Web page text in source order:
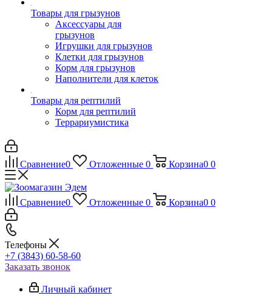
Товары для грызунов
Аксессуары для
грызунов
Игрушки для грызунов
Клетки для грызунов
Корм для грызунов
Наполнители для клеток
Товары для рептилий
Корм для рептилий
Террариумистика
Сравнение0 Отложенные 0 Корзина0 0
Сравнение0 Отложенные 0 Корзина0 0
Телефоны
+7 (3843) 60-58-60
Заказать звонок
Личный кабинет